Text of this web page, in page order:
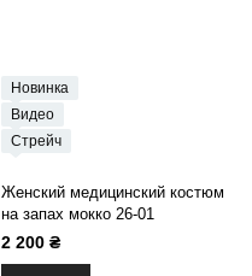
Новинка
Видео
Стрейч
Женский медицинский костюм
на запах мокко 26-01
2 200 ₴